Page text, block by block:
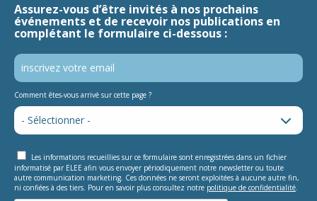
Assurez-vous d’être invités à nos prochains
événements et de recevoir nos publications en
complétant le formulaire ci-dessous :
Comment êtes-vous arrivé sur cette page ?
Les informations recueillies sur ce formulaire sont enregistrées dans un fichier
informatisé par ELEE afin vous envoyer périodiquement notre newsletter ou toute
autre communication marketing. Ces données ne seront exploitées à aucune autre fin,
ni confiées à des tiers. Pour en savoir plus consultez notre politique de confidentialité